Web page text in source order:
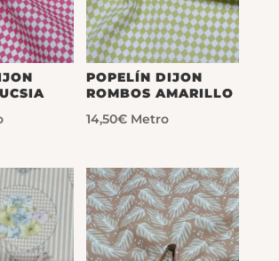
POPELÍN DIJON
ROMBOS AMARILLO
14,50€ Metro